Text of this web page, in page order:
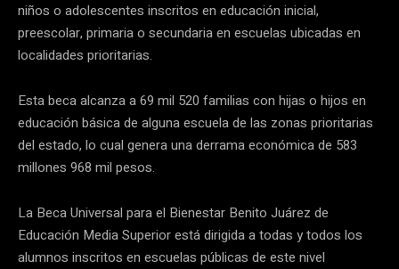
niños o adolescentes inscritos en educación inicial,
preescolar, primaria o secundaria en escuelas ubicadas en
localidades prioritarias.
Esta beca alcanza a 69 mil 520 familias con hijas o hijos en
educación básica de alguna escuela de las zonas prioritarias
del estado, lo cual genera una derrama económica de 583
millones 968 mil pesos.
La Beca Universal para el Bienestar Benito Juárez de
Educación Media Superior está dirigida a todas y todos los
alumnos inscritos en escuelas públicas de este nivel